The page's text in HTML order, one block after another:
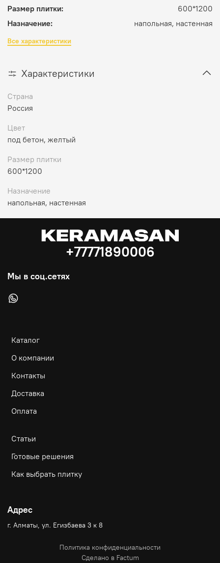
Размер плитки:
600*1200
Назначение:
напольная, настенная
Все характеристики
Характеристики
Страна
Россия
Цвет
под бетон, желтый
Размер плитки
600*1200
Назначение
напольная, настенная
+77771890006
Мы в соц.сетях
Каталог
О компании
Контакты
Доставка
Оплата
Статьи
Готовые решения
Как выбрать плитку
Адрес
г. Алматы, ул. Егизбаева 3 к 8
Политика конфиденциальности
Сделано в Factum